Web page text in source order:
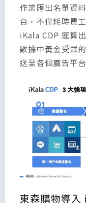
作業匯出名單資
台，不僅耗時費
iKala CDP 運算
數據中黃金受眾
送至各個廣告平
東森購物導入